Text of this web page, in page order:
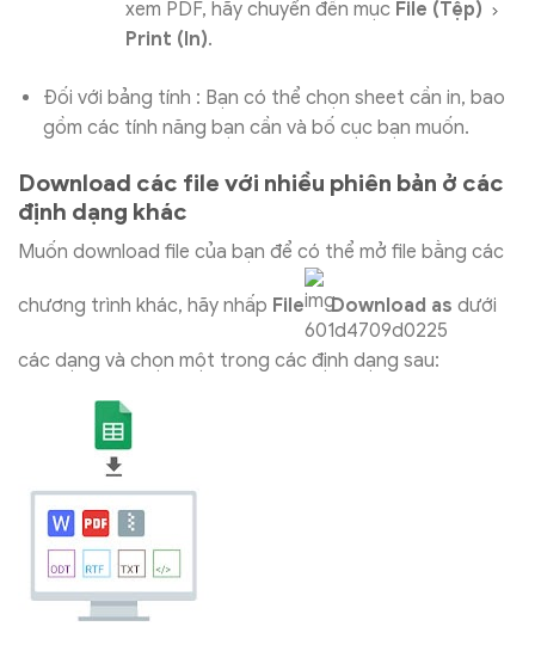
xem PDF, hãy chuyển đến mục File (Tệp)
Print (In).
Đối với bảng tính : Bạn có thể chọn sheet cần in, bao
gồm các tính năng bạn cần và bố cục bạn muốn.
Download các file với nhiều phiên bản ở các
định dạng khác
Muốn download file của bạn để có thể mở file bằng các
chương trình khác, hãy nhấp File Download as dưới
các dạng và chọn một trong các định dạng sau: